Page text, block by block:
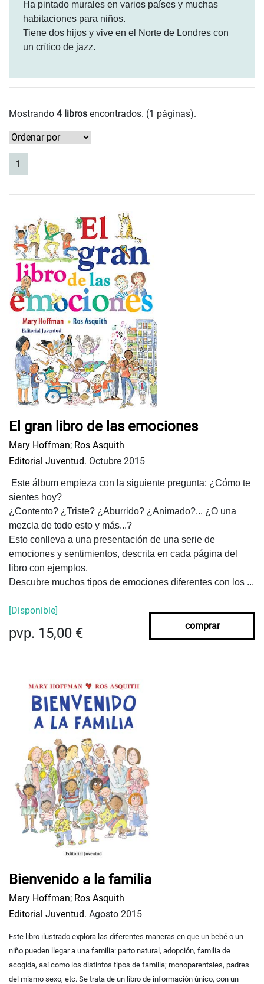
Ha pintado murales en varios países y muchas
habitaciones para niños.
Tiene dos hijos y vive en el Norte de Londres con
un crítico de jazz.
Mostrando 4 libros encontrados. (1 páginas).
1
El gran libro de las emociones
Mary Hoffman; Ros Asquith
Editorial Juventud. Octubre 2015
Este álbum empieza con la siguiente pregunta: ¿Cómo te
sientes hoy?
¿Contento? ¿Triste? ¿Aburrido? ¿Animado?... ¿O una
mezcla de todo esto y más...?
Esto conlleva a una presentación de una serie de
emociones y sentimientos, descrita en cada página del
libro con ejemplos.
Descubre muchos tipos de emociones diferentes con los ...
[Disponible]
pvp. 15,00 € comprar
Bienvenido a la familia
Mary Hoffman; Ros Asquith
Editorial Juventud. Agosto 2015
Este libro ilustrado explora las diferentes maneras en que un bebé o un
niño pueden llegar a una familia: parto natural, adopción, familia de
acogida, así como los distintos tipos de familia; monoparentales, padres
del mismo sexo, etc. Se trata de un libro de información único, con un